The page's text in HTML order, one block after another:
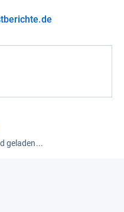
geladen...